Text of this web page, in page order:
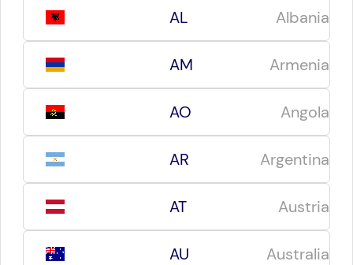
AL Albania
AM Armenia
AO Angola
AR Argentina
AT Austria
AU Australia